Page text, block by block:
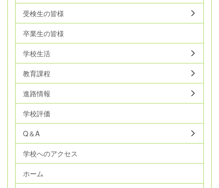
受検生の皆様
卒業生の皆様
学校生活
教育課程
進路情報
学校評価
Q＆A
学校へのアクセス
ホーム